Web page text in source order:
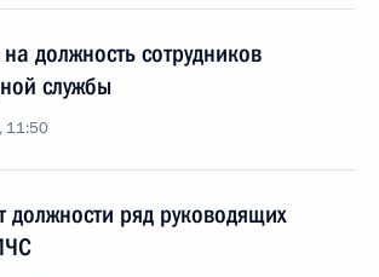
должность сотрудников
службы
11:50
должности ряд руководящих